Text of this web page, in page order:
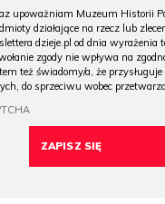
upoważniam Muzeum Historii
działające na rzecz lub
dzieje.pl od dnia wyrażenia
zgody nie wpływa na
też świadomy/a, że
do sprzeciwu wobec